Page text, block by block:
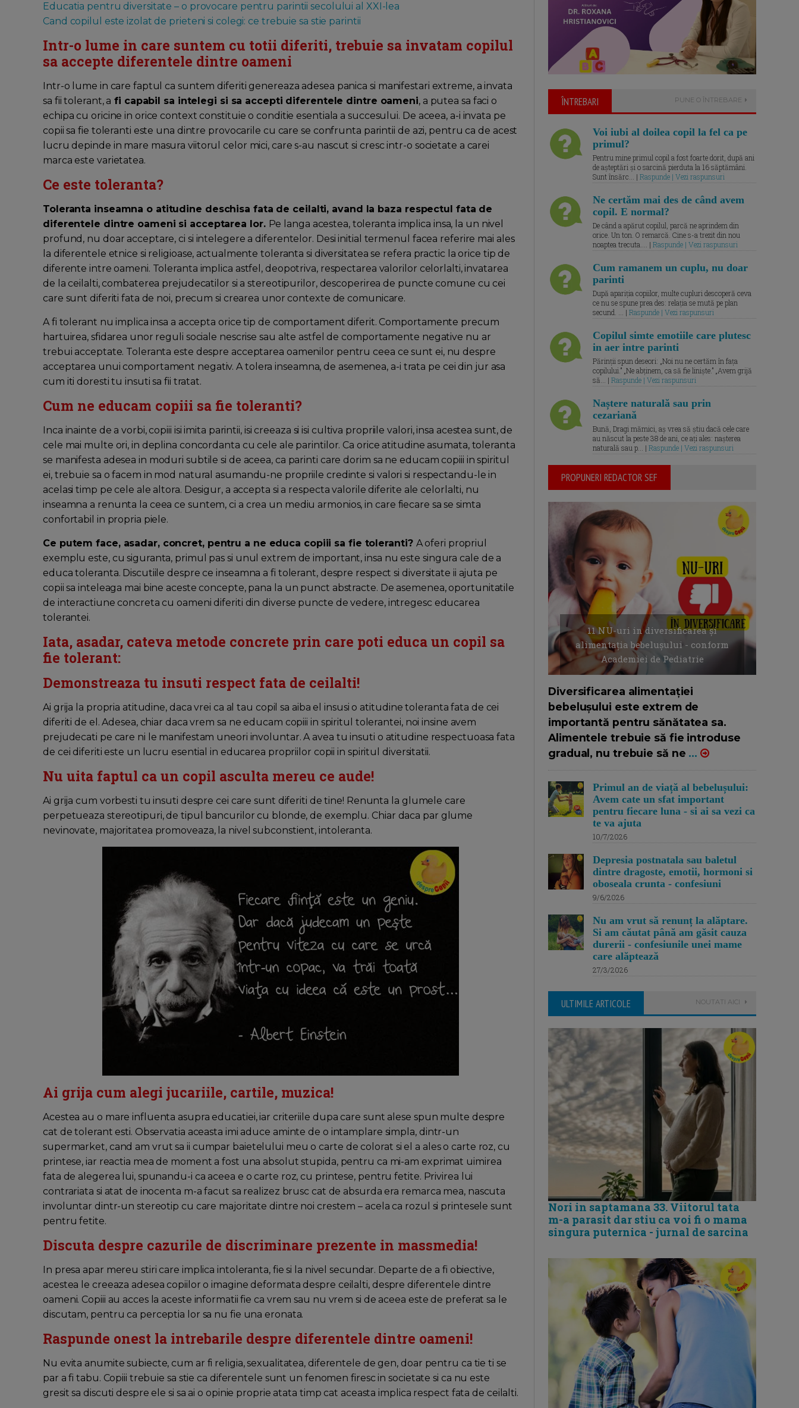
Educatia pentru diversitate – o provocare pentru parintii secolului al XXI-lea
Cand copilul este izolat de prieteni si colegi: ce trebuie sa stie parintii
Intr-o lume in care suntem cu totii diferiti, trebuie sa invatam copilul
sa accepte diferentele dintre oameni
Intr-o lume in care faptul ca suntem diferiti genereaza adesea panica si manifestari extreme, a invata
sa fii tolerant, a fi capabil sa intelegi si sa accepti diferentele dintre oameni, a putea sa faci o
echipa cu oricine in orice context constituie o conditie esentiala a succesului. De aceea, a-i invata pe
copii sa fie toleranti este una dintre provocarile cu care se confrunta parintii de azi, pentru ca de acest
lucru depinde in mare masura viitorul celor mici, care s-au nascut si cresc intr-o societate a carei
marca este varietatea.
Ce este toleranta?
Toleranta inseamna o atitudine deschisa fata de ceilalti, avand la baza respectul fata de
diferentele dintre oameni si acceptarea lor. Pe langa acestea, toleranta implica insa, la un nivel
profund, nu doar acceptare, ci si intelegere a diferentelor. Desi initial termenul facea referire mai ales
la diferentele etnice si religioase, actualmente toleranta si diversitatea se refera practic la orice tip de
diferente intre oameni. Toleranta implica astfel, deopotriva, respectarea valorilor celorlalti, invatarea
de la ceilalti, combaterea prejudecatilor si a stereotipurilor, descoperirea de puncte comune cu cei
care sunt diferiti fata de noi, precum si crearea unor contexte de comunicare.
A fi tolerant nu implica insa a accepta orice tip de comportament diferit. Comportamente precum
hartuirea, sfidarea unor reguli sociale nescrise sau alte astfel de comportamente negative nu ar
trebui acceptate. Toleranta este despre acceptarea oamenilor pentru ceea ce sunt ei, nu despre
acceptarea unui comportament negativ. A tolera inseamna, de asemenea, a-i trata pe cei din jur asa
cum iti doresti tu insuti sa fii tratat.
Cum ne educam copiii sa fie toleranti?
Inca inainte de a vorbi, copiii isi imita parintii, isi creeaza si isi cultiva propriile valori, insa acestea sunt, de
cele mai multe ori, in deplina concordanta cu cele ale parintilor. Ca orice atitudine asumata, toleranta
se manifesta adesea in moduri subtile si de aceea, ca parinti care dorim sa ne educam copiii in spiritul
ei, trebuie sa o facem in mod natural asumandu-ne propriile credinte si valori si respectandu-le in
acelasi timp pe cele ale altora. Desigur, a accepta si a respecta valorile diferite ale celorlalti, nu
inseamna a renunta la ceea ce suntem, ci a crea un mediu armonios, in care fiecare sa se simta
confortabil in propria piele.
Ce putem face, asadar, concret, pentru a ne educa copiii sa fie toleranti? A oferi propriul
exemplu este, cu siguranta, primul pas si unul extrem de important, insa nu este singura cale de a
educa toleranta. Discutiile despre ce inseamna a fi tolerant, despre respect si diversitate ii ajuta pe
copii sa inteleaga mai bine aceste concepte, pana la un punct abstracte. De asemenea, oportunitatile
de interactiune concreta cu oameni diferiti din diverse puncte de vedere, intregesc educarea
tolerantei.
Iata, asadar, cateva metode concrete prin care poti educa un copil sa
fie tolerant:
Demonstreaza tu insuti respect fata de ceilalti!
Ai grija la propria atitudine, daca vrei ca al tau copil sa aiba el insusi o atitudine toleranta fata de cei
diferiti de el. Adesea, chiar daca vrem sa ne educam copiii in spiritul tolerantei, noi insine avem
prejudecati pe care ni le manifestam uneori involuntar. A avea tu insuti o atitudine respectuoasa fata
de cei diferiti este un lucru esential in educarea propriilor copii in spiritul diversitatii.
Nu uita faptul ca un copil asculta mereu ce aude!
Ai grija cum vorbesti tu insuti despre cei care sunt diferiti de tine! Renunta la glumele care
perpetueaza stereotipuri, de tipul bancurilor cu blonde, de exemplu. Chiar daca par glume
nevinovate, majoritatea promoveaza, la nivel subconstient, intoleranta.
Ai grija cum alegi jucariile, cartile, muzica!
Acestea au o mare influenta asupra educatiei, iar criteriile dupa care sunt alese spun multe despre
cat de tolerant esti. Observatia aceasta imi aduce aminte de o intamplare simpla, dintr-un
supermarket, cand am vrut sa ii cumpar baietelului meu o carte de colorat si el a ales o carte roz, cu
printese, iar reactia mea de moment a fost una absolut stupida, pentru ca mi-am exprimat uimirea
fata de alegerea lui, spunandu-i ca aceea e o carte roz, cu printese, pentru fetite. Privirea lui
contrariata si atat de inocenta m-a facut sa realizez brusc cat de absurda era remarca mea, nascuta
involuntar dintr-un stereotip cu care majoritate dintre noi crestem – acela ca rozul si printesele sunt
pentru fetite.
Discuta despre cazurile de discriminare prezente in massmedia!
In presa apar mereu stiri care implica intoleranta, fie si la nivel secundar. Departe de a fi obiective,
acestea le creeaza adesea copiilor o imagine deformata despre ceilalti, despre diferentele dintre
oameni. Copiii au acces la aceste informatii fie ca vrem sau nu vrem si de aceea este de preferat sa le
discutam, pentru ca perceptia lor sa nu fie una eronata.
Raspunde onest la intrebarile despre diferentele dintre oameni!
Nu evita anumite subiecte, cum ar fi religia, sexualitatea, diferentele de gen, doar pentru ca tie ti se
par a fi tabu. Copiii trebuie sa stie ca diferentele sunt un fenomen firesc in societate si ca nu este
gresit sa discuti despre ele si sa ai o opinie proprie atata timp cat aceasta implica respect fata de ceilalti.
ÎNTREBARI PUNE O ÎNTREBARE
Voi iubi al doilea copil la fel ca pe
primul?
Pentru mine primul copil a fost foarte dorit, după ani
de așteptări și o sarcină pierduta la 16 săptămâni.
Sunt însărc... | Raspunde | Vezi raspunsuri
Ne certăm mai des de când avem
copil. E normal?
De când a apărut copilul, parcă ne aprindem din
orice. Un ton. O remarcă. Cine s-a trezit din nou
noaptea trecuta.... | Raspunde | Vezi raspunsuri
Cum ramanem un cuplu, nu doar
parinti
După apariția copiilor, multe cupluri descoperă ceva
ce nu se spune prea des: relația se mută pe plan
secund. ... | Raspunde | Vezi raspunsuri
Copilul simte emotiile care plutesc
in aer intre parinti
Părinții spun deseori: „Noi nu ne certăm în fața
copilului.” „Ne abținem, ca să fie liniște.” „Avem grijă
să... | Raspunde | Vezi raspunsuri
Naștere naturală sau prin
cezariană
Bună, Dragi mămici, aș vrea să știu dacă cele care
au născut la peste 38 de ani, ce ați ales: nașterea
naturală sau p... | Raspunde | Vezi raspunsuri
PROPUNERI REDACTOR SEF
11 NU-uri in diversificarea și
alimentația bebelușului - conform
Academiei de Pediatrie
Diversificarea alimentației
bebelușului este extrem de
importantă pentru sănătatea sa.
Alimentele trebuie să fie introduse
gradual, nu trebuie să ne ...
Primul an de viață al bebelușului:
Avem cate un sfat important
pentru fiecare luna - si ai sa vezi ca
te va ajuta
10/7/2026
Depresia postnatala sau baletul
dintre dragoste, emotii, hormoni si
oboseala crunta - confesiuni
9/6/2026
Nu am vrut să renunț la alăptare.
Si am căutat până am găsit cauza
durerii - confesiunile unei mame
care alăptează
27/3/2026
ULTIMILE ARTICOLE NOUTATI AICI
Nori in saptamana 33. Viitorul tata
m-a parasit dar stiu ca voi fi o mama
singura puternica - jurnal de sarcina